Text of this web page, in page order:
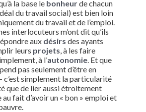
la base le bonheurde chacun
du travail social) est bien loin
du travail et de l’emploi.
interlocuteurs m’ont dit qu’ils
aux désirs des ayants
leurs projets , à les faire
à l’autonomie. Et que
pas seulement d’être en
c’est simplement la particularité
que de lier aussi étroitement
au fait d’avoir un « bon » emploi et